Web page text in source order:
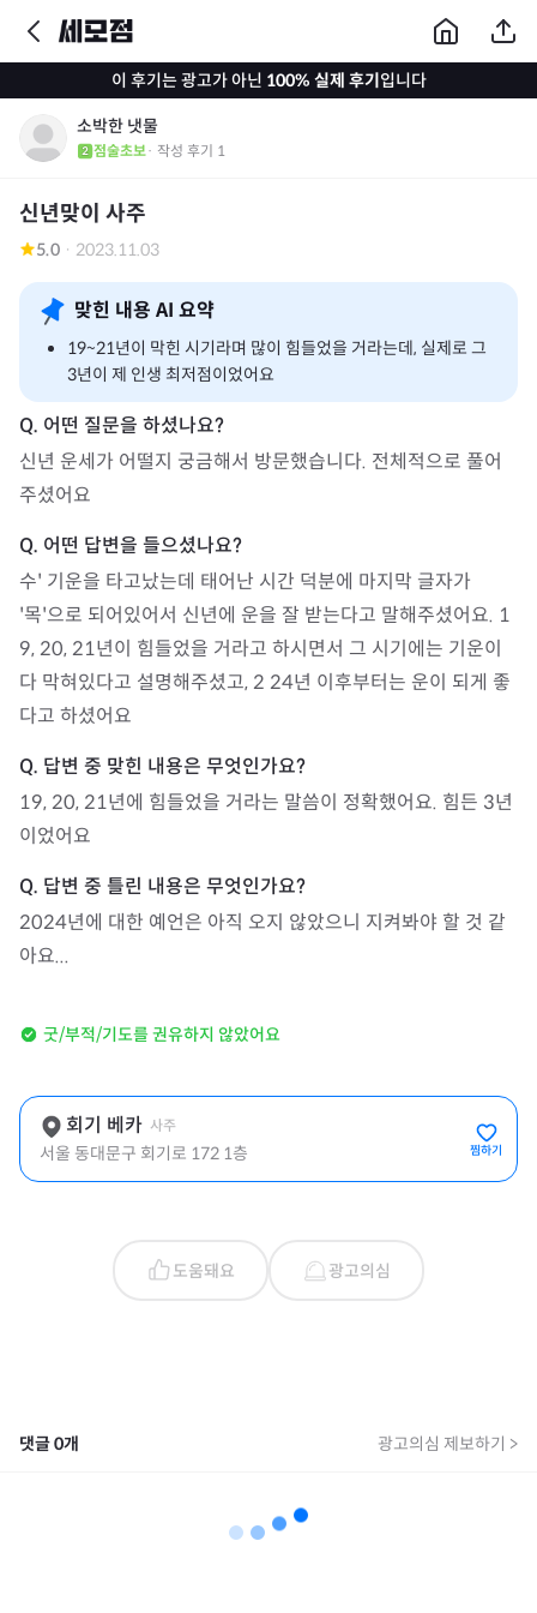
이 후기는 광고가 아닌 100% 실제 후기입니다
소박한 냇물
점술초보· 작성 후기 1
신년맞이 사주
5.0 · 2023.11.03
맞힌 내용 AI 요약
19~21년이 막힌 시기라며 많이 힘들었을 거라는데, 실제로 그
3년이 제 인생 최저점이었어요
신년 운세가 어떨지 궁금해서 방문했습니다. 전체적으로 풀어
주셨어요
수' 기운을 타고났는데 태어난 시간 덕분에 마지막 글자가
'목'으로 되어있어서 신년에 운을 잘 받는다고 말해주셨어요. 1
9, 20, 21년이 힘들었을 거라고 하시면서 그 시기에는 기운이
다 막혀있다고 설명해주셨고, 2 24년 이후부터는 운이 되게 좋
다고 하셨어요
19, 20, 21년에 힘들었을 거라는 말씀이 정확했어요. 힘든 3년
이었어요
2024년에 대한 예언은 아직 오지 않았으니 지켜봐야 할 것 같
아요...
굿/부적/기도를 권유하지 않았어요
회기 베카 사주
서울 동대문구 회기로 172 1층 찜하기
도움돼요 광고의심
댓글0개 광고의심 제보하기 >